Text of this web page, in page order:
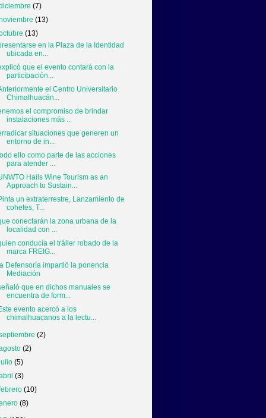
(7)
(13)
(13)
en la Plaza de la Identidad
ubicada en...
que el evento contará con la
participación...
el Centro Universitario
Chimalhuacán...
el compromiso de brindar
instalaciones más ...
situaciones que generen un
entorno de in...
ello como parte de las acciones
para atender ...
Hails Wine Tourism as an
Approach to Sustain...
un extraterrestre, Lanzamiento de
cohetes, T...
conectarán la zona urbana de la
localidad con ...
conducía el tráiler robado de la
marca FREIG...
la Defensoría impartió la ponencia
Mediación
que en dichos manuales se
encuentra de form...
evento acercó a los
chimalhuacanos a la lectu...
(2)
(2)
(5)
(3)
(10)
(8)